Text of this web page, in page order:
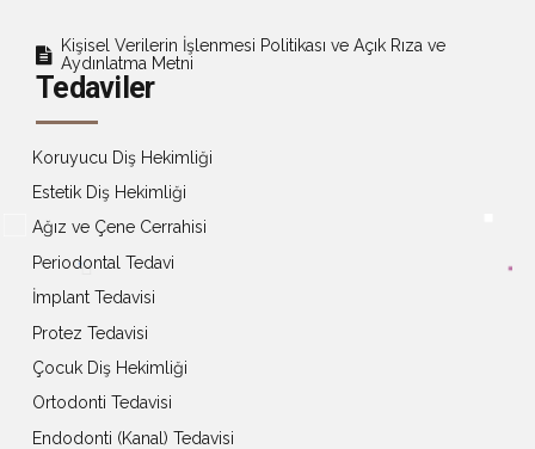
Kişisel Verilerin İşlenmesi Politikası ve Açık Rıza ve
Aydınlatma Metni
Tedaviler
Koruyucu Diş Hekimliği
Estetik Diş Hekimliği
Ağız ve Çene Cerrahisi
Periodontal Tedavi
İmplant Tedavisi
Protez Tedavisi
Çocuk Diş Hekimliği
Ortodonti Tedavisi
Endodonti (Kanal) Tedavisi